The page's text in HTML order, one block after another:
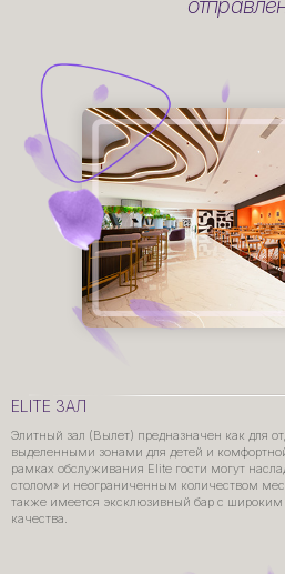
ELITE ЗАЛ
Элитный зал (Вылет) предназначен как для
выделенными зонами для детей и
рамках обслуживания Elite гости могут
столом» и неограниченным количеством
также имеется эксклюзивный бар с
качества.